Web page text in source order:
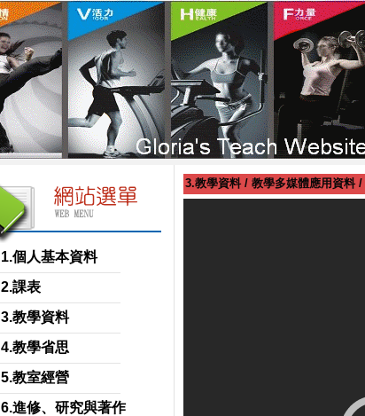
1.個人基本資料
2.課表
3.教學資料
4.教學省思
5.教室經營
6.進修、研究與著作
3.教學資料/ 教學多媒體應用資料/